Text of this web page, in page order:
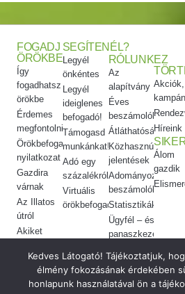
FOGADJ
ÖRÖKBE
Így
fogadhatsz
örökbe
Érdemes
megfontolni
Örökbefogadói
nyilatkozat
Gazdira
várnak
Az Illatos
útról
Akiket
adtunk
Meggyógyítottuk
SEGÍTENÉL?
Legyél
önkéntes
Legyél
ideiglenes
befogadó!
Támogasd
munkánkat!
Adó egy
százalékról
Virtuális
örökbefogadás
RÓLUNK
Az
alapítvány
Éves
beszámolók
Átláthatóság
Közhasznúsági
jelentések
Adományozási
beszámolók
Statisztikák
Ügyfél – és
panaszkezelés
Etikai
kódex
EZ
Akciók,
Híreink
Álom
gazdik
Kedves Látogató! Tájékoztatjuk,
élmény fokozásának érdekében
honlapunk használatával ön a